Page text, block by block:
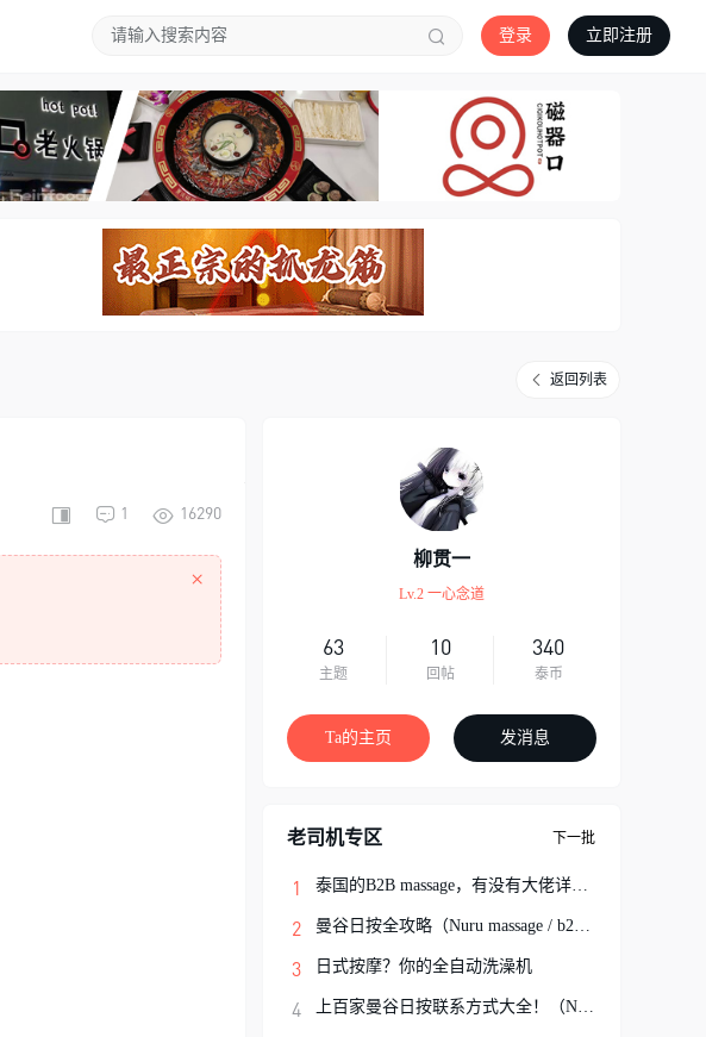
登录 立即注册
返回列表
16290
1
×
柳贯一
Lv.2 一心念道
63
主题
10
回帖
340
泰币
Ta的主页 发消息
老司机专区 下一批
泰国的B2B massage，有没有大佬详细解说一
曼谷日按全攻略（Nuru massage / b2b按摩避
日式按摩？你的全自动洗澡机
上百家曼谷日按联系方式大全！（Nuru Massa